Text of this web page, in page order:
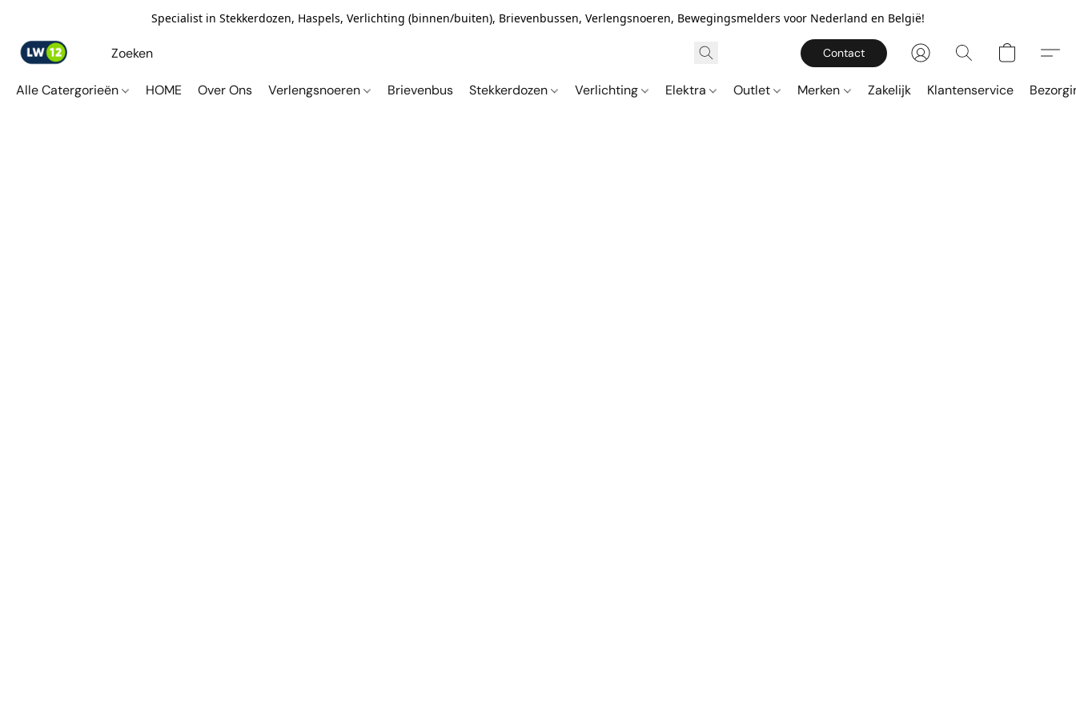
Specialist in Stekkerdozen, Haspels, Verlichting (binnen/buiten), Brievenbussen, Verlengsnoeren, Bewegingsmelders voor Nederland en België!
Contact
Alle Catergorieën HOME Over Ons Verlengsnoeren Brievenbus Stekkerdozen Verlichting Elektra Outlet Merken Zakelijk Klantenservice